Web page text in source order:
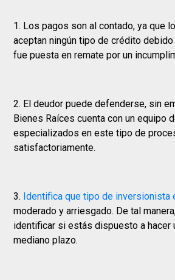
1. Los pagos son al contado, ya que
aceptan ningún tipo de crédito
fue puesta en remate por un
2. El deudor puede defenderse, sin
Bienes Raíces cuenta con un equipo
especializados en este tipo de
satisfactoriamente.
3. Identifica que tipo de inversionista
moderado y arriesgado. De tal
identificar si estás dispuesto a hacer
mediano plazo.